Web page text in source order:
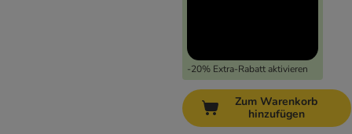
-20% Extra-Rabatt aktivieren
Zum Warenkorb
hinzufügen